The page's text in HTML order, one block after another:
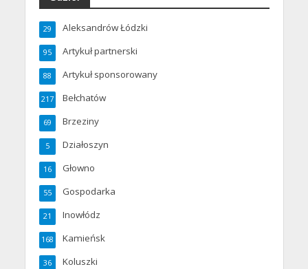
Aleksandrów Łódzki
29
Artykuł partnerski
95
Artykuł sponsorowany
88
Bełchatów
217
Brzeziny
69
Działoszyn
5
Głowno
16
Gospodarka
55
Inowłódz
21
Kamieńsk
168
Koluszki
36